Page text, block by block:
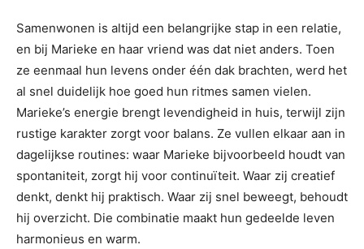
Samenwonen is altijd een belangrijke stap in een relatie,
en bij Marieke en haar vriend was dat niet anders. Toen
ze eenmaal hun levens onder één dak brachten, werd het
al snel duidelijk hoe goed hun ritmes samen vielen.
Marieke’s energie brengt levendigheid in huis, terwijl zijn
rustige karakter zorgt voor balans. Ze vullen elkaar aan in
dagelijkse routines: waar Marieke bijvoorbeeld houdt van
spontaniteit, zorgt hij voor continuïteit. Waar zij creatief
denkt, denkt hij praktisch. Waar zij snel beweegt, behoudt
hij overzicht. Die combinatie maakt hun gedeelde leven
harmonieus en warm.